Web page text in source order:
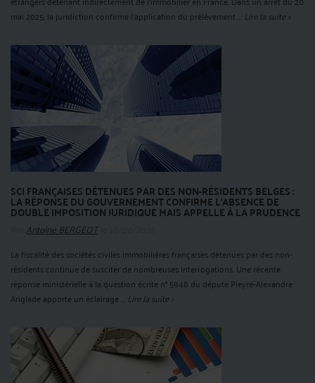
mai 2025, la juridiction confirme l'application du prélèvement ... Lire la suite >
SCI FRANÇAISES DÉTENUES PAR DES NON-RÉSIDENTS BELGES :
LA RÉPONSE DU GOUVERNEMENT CONFIRME L'ABSENCE DE
DOUBLE IMPOSITION JURIDIQUE MAIS APPELLE À LA PRUDENCE
Antoine BERGEOTle 10/06/2026
La fiscalité des sociétés civiles immobilières françaises détenues par des non-
résidents continue de susciter de nombreuses interrogations. Une récente
réponse ministérielle à la question écrite n° 5948 du député Pieyre-Alexandre
Anglade apporte un éclairage ... Lire la suite >